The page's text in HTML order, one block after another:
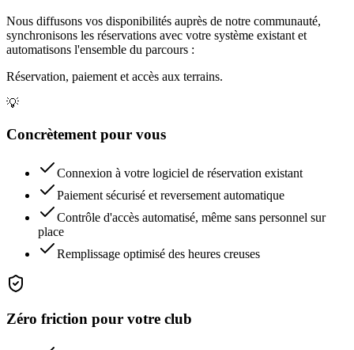
Nous diffusons vos disponibilités auprès de notre communauté,
synchronisons les réservations avec votre système existant et
automatisons l'ensemble du parcours :
Réservation, paiement et accès aux terrains.
💡
Concrètement pour vous
Connexion à votre logiciel de réservation existant
Paiement sécurisé et reversement automatique
Contrôle d'accès automatisé, même sans personnel sur
place
Remplissage optimisé des heures creuses
Zéro friction pour votre club